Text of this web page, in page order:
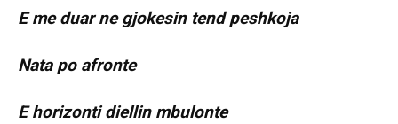
E me duar ne gjokesin tend peshkoja
Nata po afronte
E horizonti diellin mbulonte